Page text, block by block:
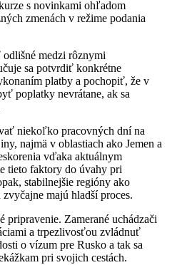
s novinkami ohľadom
zmenách v režime podania
medzi rôznymi
sa potvrdiť konkrétne
platby a pochopiť, že v
poplatky nevrátane, ak sa
niekoľko pracovných dní na
najmä v oblastiach ako Jemen a
vďaka aktuálnym
tieto faktory do úvahy pri
stabilnejšie regióny ako
majú hladší proces.
pripravenie. Zamerané uchádzači
a trpezlivosťou zvládnuť
o vízum pre Rusko a tak sa
pri svojich cestách.